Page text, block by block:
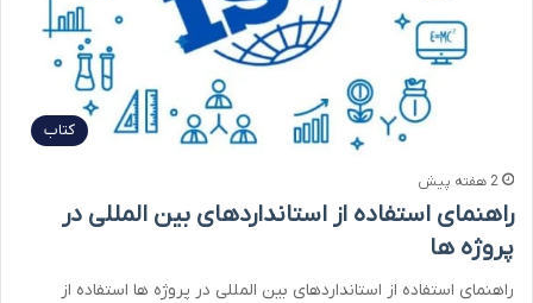
کتاب
2 هفته پیش
راهنمای استفاده از استانداردهای بین المللی در
پروژه ها
راهنمای استفاده از استانداردهای بین المللی در پروژه ها استفاده از